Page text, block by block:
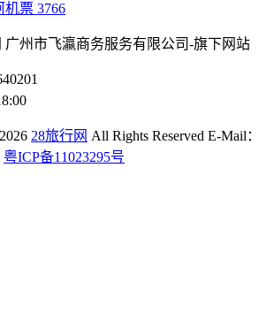
机票 3766
广州市飞瀛商务服务有限公司-旗下网站
28旅行网 All Rights Reserved E-Mail：
粤ICP备11023295号